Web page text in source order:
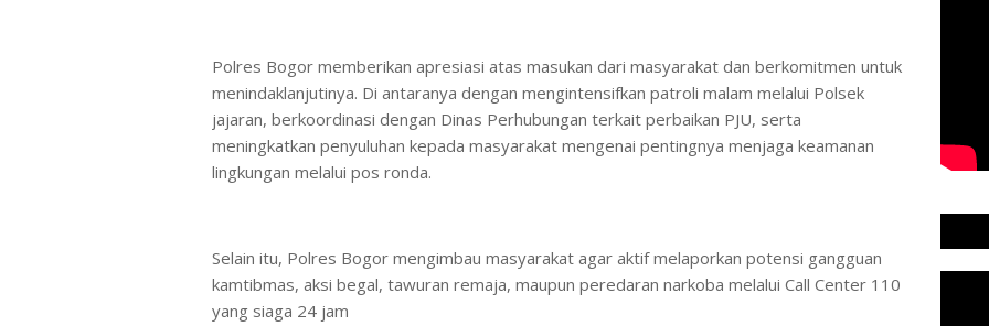
Polres Bogor memberikan apresiasi atas masukan dari masyarakat dan berkomitmen untuk
menindaklanjutinya. Di antaranya dengan mengintensifkan patroli malam melalui Polsek
jajaran, berkoordinasi dengan Dinas Perhubungan terkait perbaikan PJU, serta
meningkatkan penyuluhan kepada masyarakat mengenai pentingnya menjaga keamanan
lingkungan melalui pos ronda.
Selain itu, Polres Bogor mengimbau masyarakat agar aktif melaporkan potensi gangguan
kamtibmas, aksi begal, tawuran remaja, maupun peredaran narkoba melalui Call Center 110
yang siaga 24 jam